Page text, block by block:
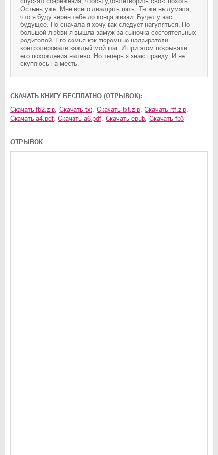
Остынь уже. Мне всего двадцать пять. Ты же не думала,
что я буду верен тебе до конца жизни. Будет у нас
будущее. Но сначала я хочу как следует нагуляться. По
большой любви я вышла замуж за сыночка состоятельных
родителей. Его семья как тюремные надзиратели
контролировали каждый мой шаг. И при этом покрывали
его похождения налево. Но теперь я знаю правду. И не
скуплюсь на месть.
CКАЧАТЬ КНИГУ БЕСПЛАТНО (ОТРЫВОК):
Скачать fb2.zip, Скачать txt, Скачать txt.zip, Скачать rtf.zip,
Скачать a4.pdf, Скачать a6.pdf, Скачать epub, Скачать fb3
ОТРЫВОК